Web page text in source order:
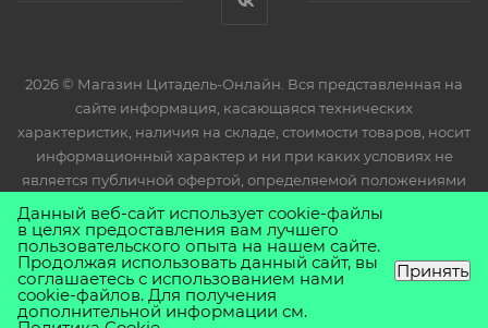
2026 © Магазин Цитадель-Онлайн. Вся представленная на
сайте информация, касающаяся технических
характеристик, наличия на складе, стоимости товаров, носит
информационный характер и ни при каких условиях не
является публичной офертой, определяемой положениями
Статьи 437(2) Гражданского кодекса РФ.
Данный веб-сайт использует cookie-файлы
в целях предоставления вам лучшего
пользовательского опыта на нашем сайте.
Продолжая использовать данный сайт, вы
соглашаетесь с использованием нами
cookie-файлов. Для получения
дополнительной информации см.
Принять